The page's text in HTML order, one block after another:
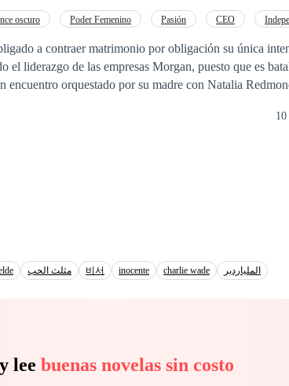
oscuro Poder Femenino Pasión CEO
a contraer matrimonio por obligación su única
el liderazgo de las empresas Morgan, puesto que es
encuentro orquestado por su madre con Natalia
cuyo carácter obstinado se convierte en la horma de
PROHIBIDA LA REPRODUCCION
10
مثلث الحب 비서 inocente charlie wade الملياردير
lee buenas novelas sin costo